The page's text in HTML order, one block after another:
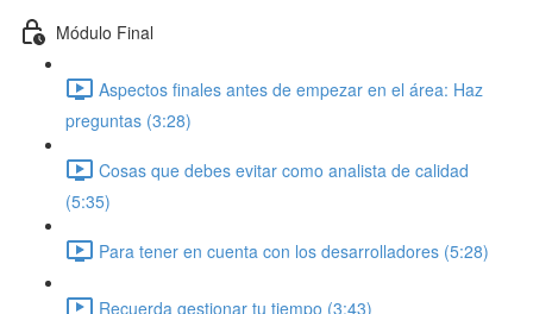
Módulo Final
Aspectos finales antes de empezar en el área: Haz
preguntas (3:28)
Cosas que debes evitar como analista de calidad
(5:35)
Para tener en cuenta con los desarrolladores (5:28)
Recuerda gestionar tu tiempo (3:43)